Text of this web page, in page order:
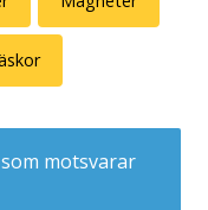
motsvarar